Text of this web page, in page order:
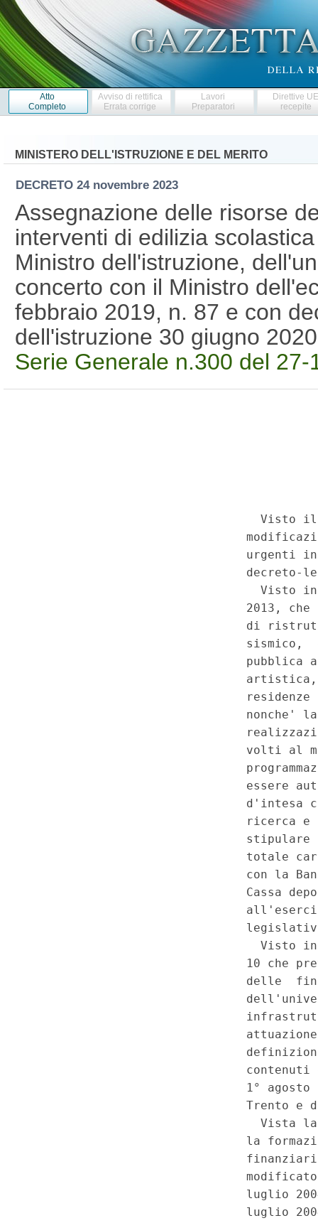
Atto
Completo
Avviso di rettifica
Errata corrige
Lavori
Preparatori
Direttive
recepite
MINISTERO DELL'ISTRUZIONE E DEL MERITO
DECRETO 24 novembre 2023
Assegnazione delle risorse
interventi di edilizia
Ministro dell'istruzione,
concerto con il Ministro
febbraio 2019, n. 87 e con
dell'istruzione 30 giugno
Serie Generale n.300 del 27-